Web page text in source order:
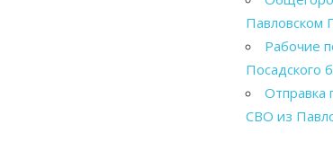
Павловском
Рабочие
Посадского
Отправка
СВО из